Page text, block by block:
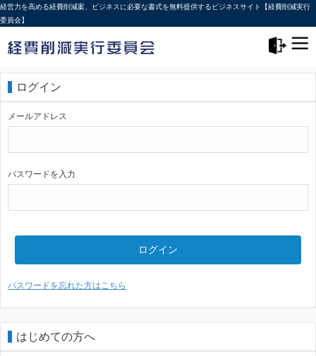
経営力を高める経費削減案、ビジネスに必要な書式を無料提供するビジネスサイト【経費削減実行
委員会】
ログイン
メールアドレス
パスワードを入力
ログイン
パスワードを忘れた方はこちら
はじめての方へ